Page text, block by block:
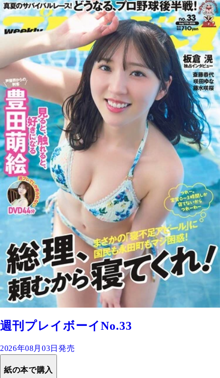
週刊プレイボーイNo.33
2026年08月03日発売
紙の本で購入